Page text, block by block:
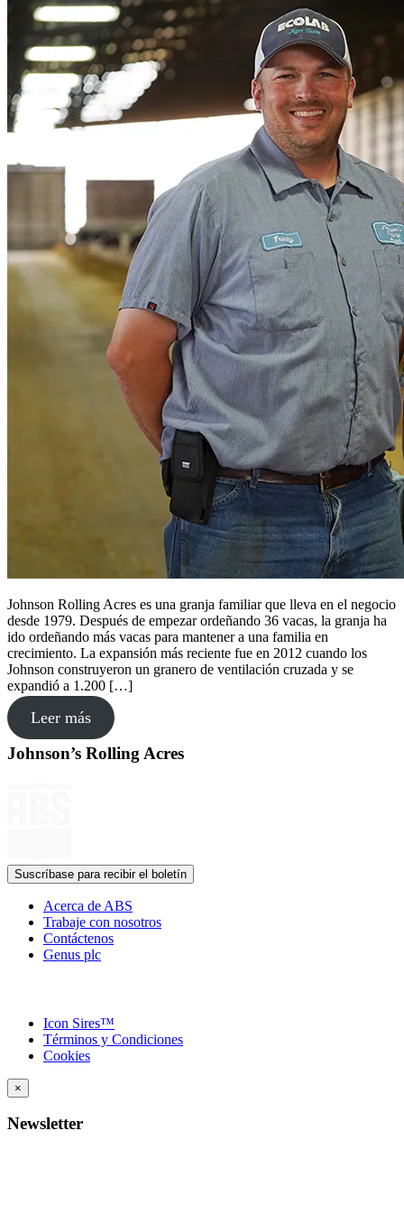
Johnson Rolling Acres es una granja familiar que lleva en el negocio
desde 1979. Después de empezar ordeñando 36 vacas, la granja ha
ido ordeñando más vacas para mantener a una familia en
crecimiento. La expansión más reciente fue en 2012 cuando los
Johnson construyeron un granero de ventilación cruzada y se
expandió a 1.200 […]
Leer más
Johnson’s Rolling Acres
Suscríbase para recibir el boletín
Acerca de ABS
Trabaje con nosotros
Contáctenos
Genus plc
Icon Sires™
Términos y Condiciones
Cookies
×
Newsletter